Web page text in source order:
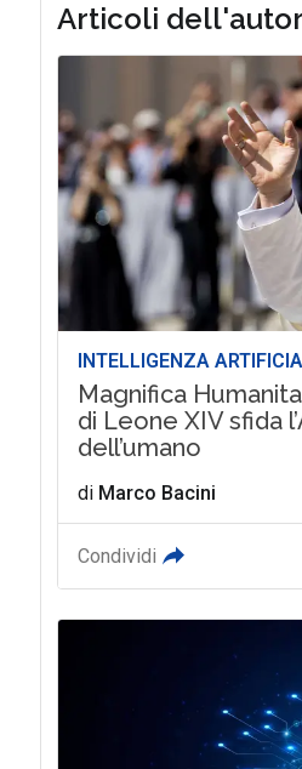
Articoli
INTELLIGENZA
Magnifica
di Leone XIV sfida
dell’umano
di Marco Bacini
Condividi